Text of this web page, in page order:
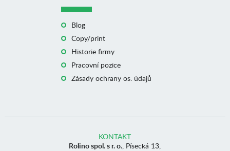
Blog
Copy/print
Historie firmy
Pracovní pozice
Zásady ochrany os. údajů
KONTAKT
Rolino spol. s r. o., Písecká 13,